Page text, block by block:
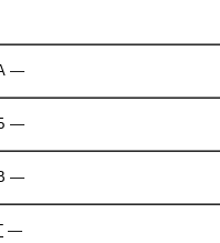
—
—
—
—